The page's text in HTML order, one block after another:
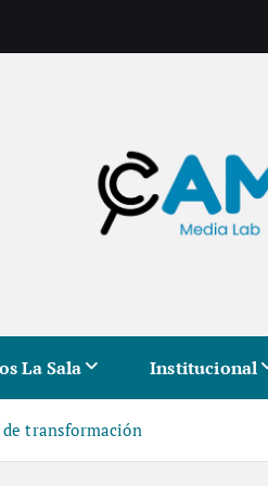
La Sala Institucional
transformación